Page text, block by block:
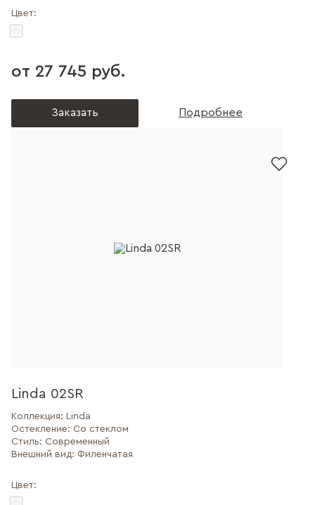
Цвет:
от 27 745 руб.
Заказать Подробнее
Linda 02SR
Коллекция: Linda
Остекление: Со стеклом
Стиль: Современный
Внешний вид: Филенчатая
Цвет: